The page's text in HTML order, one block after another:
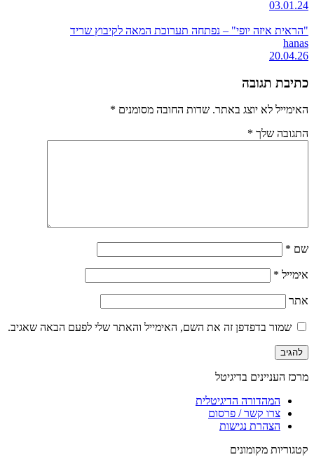
03.01.24
"הראית איזה יופי" – נפתחה תערוכת המאה לקיבוץ שריד
hanas
20.04.26
כתיבת תגובה
האימייל לא יוצג באתר. שדות החובה מסומנים *
התגובה שלך *
שם *
אימייל *
אתר
שמור בדפדפן זה את השם, האימייל והאתר שלי לפעם הבאה שאגיב.
מרכז העניינים בדיגיטל
המהדורה הדיגיטלית
צרו קשר / פרסום
הצהרת נגישות
קטגוריות מקומונים